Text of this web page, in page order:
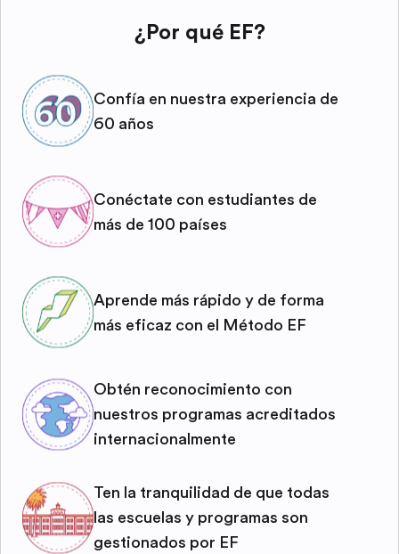
¿Por qué EF?
Confía en nuestra experiencia de
60 años
Conéctate con estudiantes de
más de 100 países
Aprende más rápido y de forma
más eficaz con el Método EF
Obtén reconocimiento con
nuestros programas acreditados
internacionalmente
Ten la tranquilidad de que todas
las escuelas y programas son
gestionados por EF